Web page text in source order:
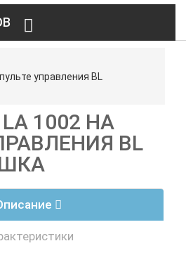
управления BL
1002 НА
BL